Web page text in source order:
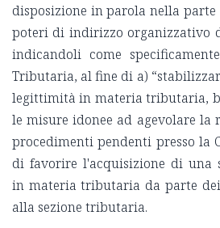
disposizione in parola nella
poteri di indirizzo organizzativo
indicandoli come
Tributaria, al fine di a)
legittimità in materia tributaria,
le misure idonee ad agevolare la
procedimenti pendenti presso la
di favorire l'acquisizione di una
in materia tributaria da parte
alla sezione tributaria.